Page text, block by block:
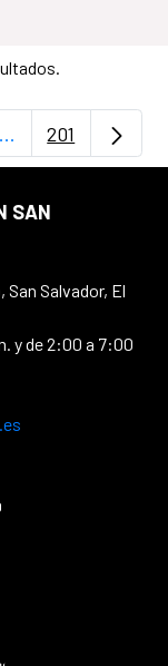
TAB para
...PáginasPágina
201
SAN
San Salvador, El
y de 2:00 a 7:00